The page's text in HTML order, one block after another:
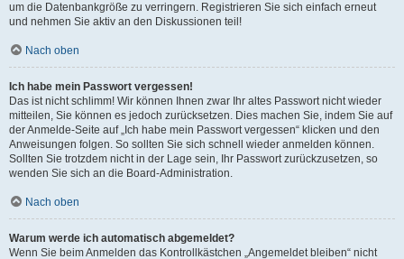
um die Datenbankgröße zu verringern. Registrieren Sie sich einfach erneut
und nehmen Sie aktiv an den Diskussionen teil!
Nach oben
Ich habe mein Passwort vergessen!
Das ist nicht schlimm! Wir können Ihnen zwar Ihr altes Passwort nicht wieder
mitteilen, Sie können es jedoch zurücksetzen. Dies machen Sie, indem Sie auf
der Anmelde-Seite auf „Ich habe mein Passwort vergessen“ klicken und den
Anweisungen folgen. So sollten Sie sich schnell wieder anmelden können.
Sollten Sie trotzdem nicht in der Lage sein, Ihr Passwort zurückzusetzen, so
wenden Sie sich an die Board-Administration.
Nach oben
Warum werde ich automatisch abgemeldet?
Wenn Sie beim Anmelden das Kontrollkästchen „Angemeldet bleiben“ nicht